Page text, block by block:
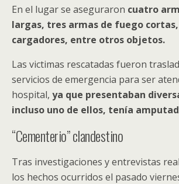
En el lugar se aseguraron cuatro
largas, tres armas de fuego
cargadores, entre otros objetos.
Las victimas rescatadas fueron
servicios de emergencia para ser
hospital, ya que presentaban
incluso uno de ellos, tenía
“Cementerio” clandestino
Tras investigaciones y entrevistas
los hechos ocurridos el pasado